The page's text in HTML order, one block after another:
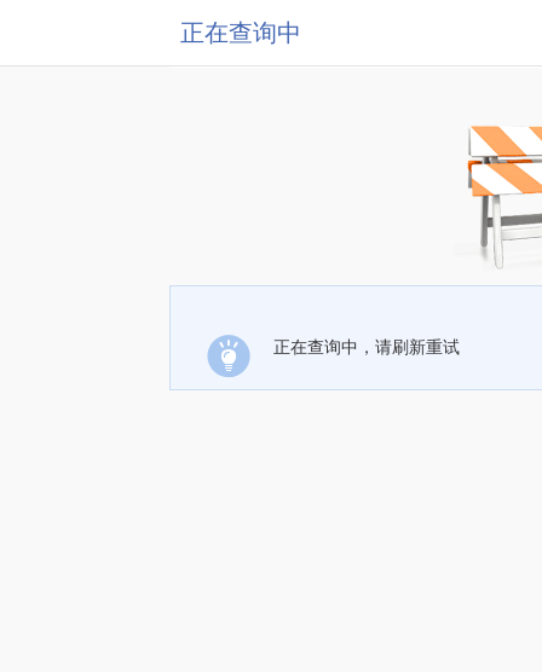
正在查询中
正在查询中，请刷新重试